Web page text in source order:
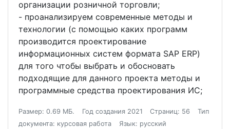
организации розничной торговли;
- проанализируем современные методы и
технологии (с помощью каких программ
производится проектирование
информационных систем формата SAP ERP)
для того чтобы выбрать и обосновать
подходящие для данного проекта методы и
программные средства проектирования ИС;
Размер: 0.69 МБ. Год создания 2021 Страниц: 56
Тип
документа: курсовая работа
Язык: русский